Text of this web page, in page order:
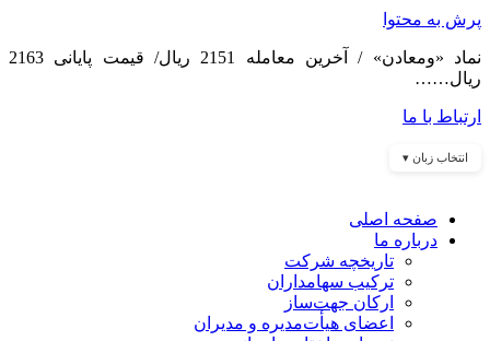
پرش به محتوا
نماد «ومعادن» / آخرین معامله 2151 ریال/ قیمت پایانی 2163
ریال……
ارتباط با ما
انتخاب زبان ▾
صفحه اصلی
درباره ما
تاریخچه شرکت
ترکیب سهامداران
ارکان جهت‌ساز
اعضای هیأت‌مدیره و مدیران